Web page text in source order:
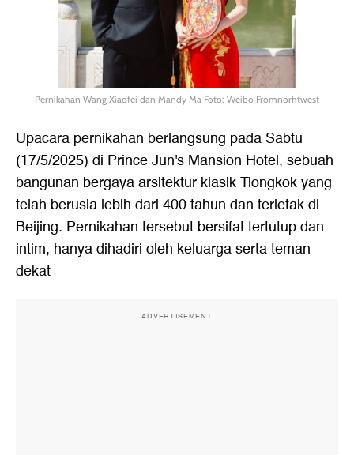
Pernikahan Wang Xiaofei dan Mandy Ma Foto: Weibo Fromnorhtwest
Upacara pernikahan berlangsung pada Sabtu
(17/5/2025) di Prince Jun's Mansion Hotel, sebuah
bangunan bergaya arsitektur klasik Tiongkok yang
telah berusia lebih dari 400 tahun dan terletak di
Beijing. Pernikahan tersebut bersifat tertutup dan
intim, hanya dihadiri oleh keluarga serta teman
dekat
ADVERTISEMENT